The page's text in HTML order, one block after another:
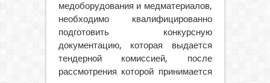
медоборудования и медматериалов,
необходимо квалифицированно
подготовить конкурсную
документацию, которая выдается
тендерной комиссией, после
рассмотрения которой принимается